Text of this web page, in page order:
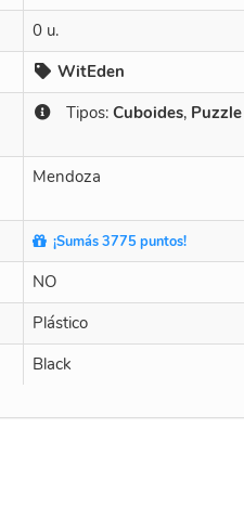
0 u.
WitEden
Tipos: Cuboides, Puzzle
Mendoza
¡Sumás 3775 puntos!
NO
Plástico
Black